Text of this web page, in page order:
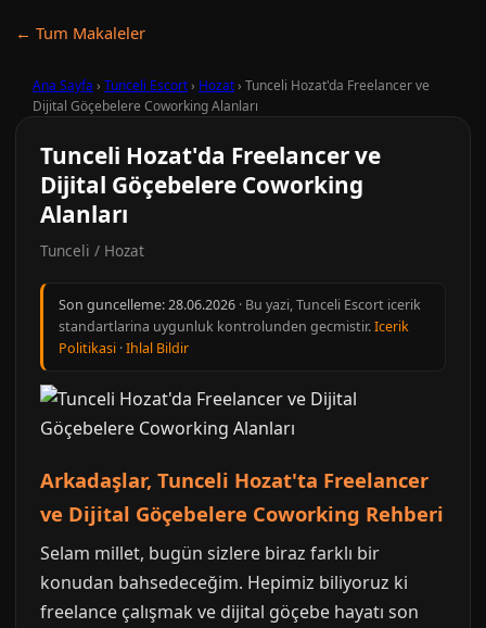
← Tum Makaleler
Ana Sayfa › Tunceli Escort› Hozat› Tunceli Hozat'da Freelancer ve
Dijital Göçebelere Coworking Alanları
Tunceli Hozat'da Freelancer ve
Dijital Göçebelere Coworking
Alanları
Tunceli / Hozat
Son guncelleme:28.06.2026 · Bu yazi, Tunceli Escort icerik
standartlarina uygunluk kontrolunden gecmistir.Icerik
Politikasi ·Ihlal Bildir
Arkadaşlar, Tunceli Hozat'ta Freelancer
ve Dijital Göçebelere Coworking Rehberi
Selam millet, bugün sizlere biraz farklı bir
konudan bahsedeceğim. Hepimiz biliyoruz ki
freelance çalışmak ve dijital göçebe hayatı son